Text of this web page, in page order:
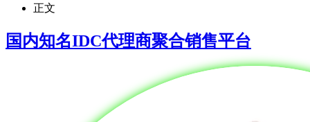
正文
国内知名IDC代理商聚合销售平台